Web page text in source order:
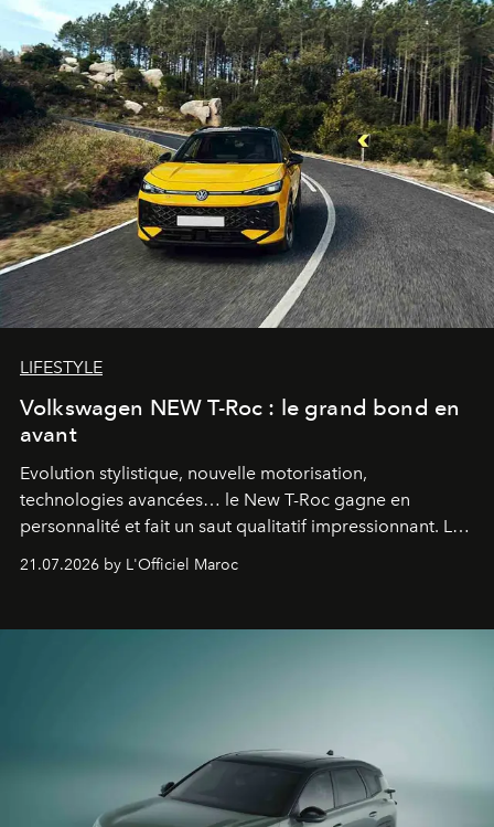
LIFESTYLE
Volkswagen NEW T-Roc : le grand bond en
avant
Evolution stylistique, nouvelle motorisation,
technologies avancées… le New T-Roc gagne en
personnalité et fait un saut qualitatif impressionnant. Le
constructeur allemand a revu en profondeur son SUV
fétiche pour le rendre plus premium. Et le pari semble
21.07.2026 by L'Officiel Maroc